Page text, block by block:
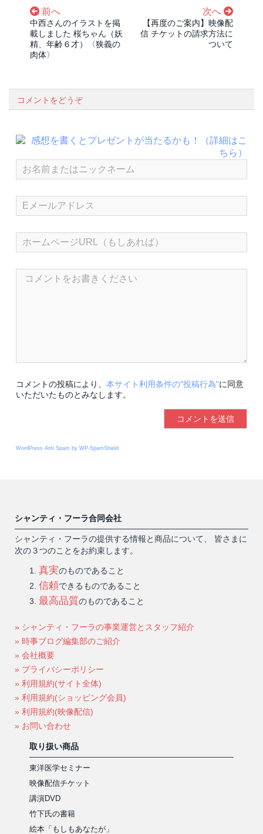
前へ
中西さんのイラストを掲
載しました 桜ちゃん（妖
精、年齢６才）〈狭義の
肉体〉
次へ
【再度のご案内】映像配
信 チケットの請求方法に
ついて
コメントをどうぞ
コメントの投稿により、 本サイト利用条件の"投稿行為"に同意
いただいたものとみなします。
WordPress Anti Spam by WP-SpamShield
シャンティ・フーラ合同会社
シャンティ・フーラの提供する情報と商品について、 皆さまに
次の３つのことをお約束します。
真実のものであること
信頼できるものであること
最高品質のものであること
» シャンティ・フーラの事業運営とスタッフ紹介
» 時事ブログ編集部のご紹介
» 会社概要
» プライバシーポリシー
» 利用規約(サイト全体)
» 利用規約(ショッピング会員)
» 利用規約(映像配信)
» お問い合わせ
取り扱い商品
東洋医学セミナー
映像配信チケット
講演DVD
竹下氏の書籍
絵本「もしもあなたが」